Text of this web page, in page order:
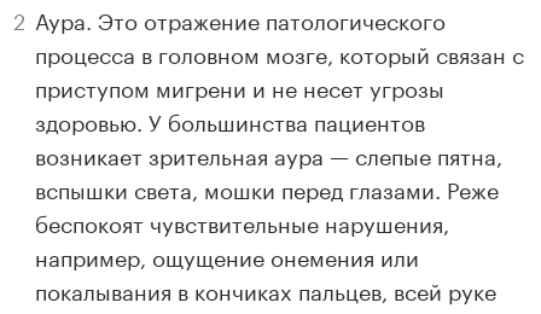
Аура. Это отражение патологического
процесса в головном мозге, который связан с
приступом мигрени и не несет угрозы
здоровью. У большинства пациентов
возникает зрительная аура — слепые пятна,
вспышки света, мошки перед глазами. Реже
беспокоят чувствительные нарушения,
например, ощущение онемения или
покалывания в кончиках пальцев, всей руке